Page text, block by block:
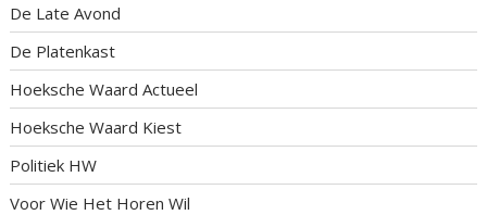
De Late Avond
De Platenkast
Hoeksche Waard Actueel
Hoeksche Waard Kiest
Politiek HW
Voor Wie Het Horen Wil